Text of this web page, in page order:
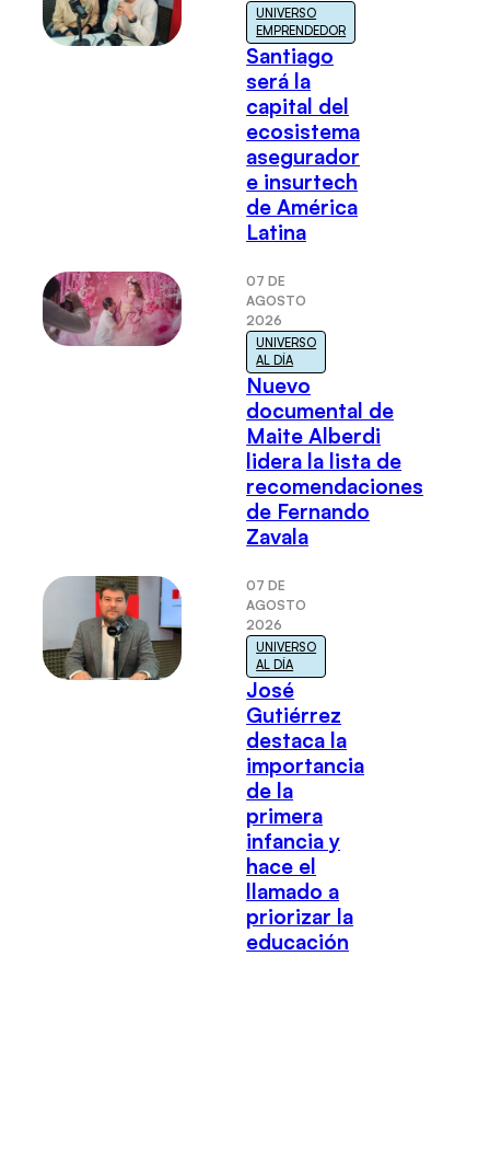
UNIVERSO
EMPRENDEDOR
Santiago
será la
capital del
ecosistema
asegurador
e insurtech
de América
Latina
07 DE
AGOSTO
2026
UNIVERSO
AL DÍA
Nuevo
documental de
Maite Alberdi
lidera la lista de
recomendaciones
de Fernando
Zavala
07 DE
AGOSTO
2026
UNIVERSO
AL DÍA
José
Gutiérrez
destaca la
importancia
de la
primera
infancia y
hace el
llamado a
priorizar la
educación